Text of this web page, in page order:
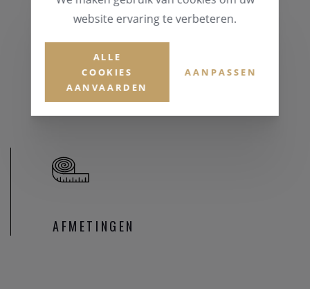
MATERIAAL & KLEUR
Zilver 925
EDELSTENEN
Zirconium
AFMETINGEN
website ervaring te verbeteren.
ALLE
COOKIES
AANVAARDEN
AANPASSEN